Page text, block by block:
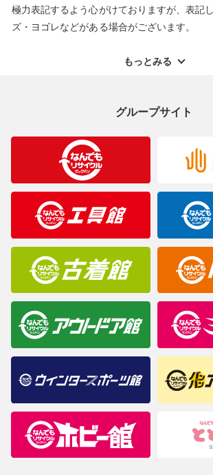
極力表記するよう心がけておりますが、表記
ズ・ヨゴレなどがある場合がございます。
ご理解くださいますようお願い申し上げます。
合がございますのでご了承ください。
※表記したカラー名は、当社が判断した名称を
製造元が定めたカラー名と異なることもあり
明なことがありましたらご購入前にお問い合
商品について
もっとみる
グループサイト